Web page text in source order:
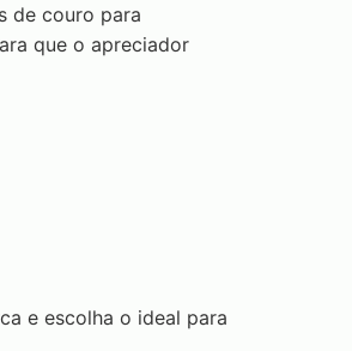
de couro para
que o apreciador
e escolha o ideal para